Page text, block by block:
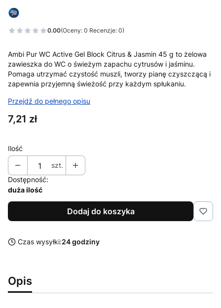
0.00(Oceny: 0 Recenzje: 0)
Przejdź do sekcji Opinie
Ambi Pur WC Active Gel Block Citrus & Jasmin 45 g to żelowa
zawieszka do WC o świeżym zapachu cytrusów i jaśminu.
Pomaga utrzymać czystość muszli, tworzy pianę czyszczącą i
zapewnia przyjemną świeżość przy każdym spłukaniu.
Przejdź do pełnego opisu
Cena
7,21 zł
Ilość
szt.
Dostępność:
duża ilość
Dodaj do koszyka
Czas wysyłki:24 godziny
Opis